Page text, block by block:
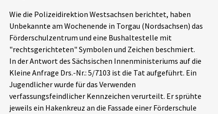
Schlaglichter
Phänomene
Aktuelles
Wie die Polizeidirektion Westsachsen berichtet, haben
Unbekannte am Wochenende in Torgau (Nordsachsen) das
Förderschulzentrum und eine Bushaltestelle mit
"rechtsgerichteten" Symbolen und Zeichen beschmiert.
In der Antwort des Sächsischen Innenministeriums auf die
Kleine Anfrage Drs.-Nr.: 5/7103 ist die Tat aufgeführt. Ein
Jugendlicher wurde für das Verwenden
verfassungsfeindlicher Kennzeichen verurteilt. Er sprühte
jeweils ein Hakenkreuz an die Fassade einer Förderschule